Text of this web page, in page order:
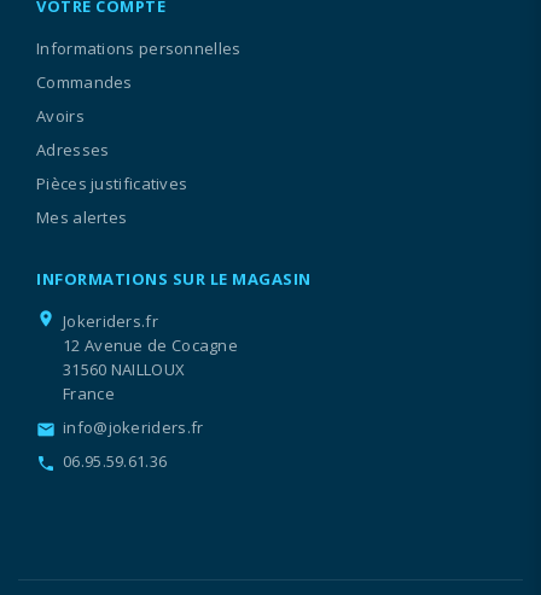
VOTRE COMPTE
Informations personnelles
Commandes
Avoirs
Adresses
Pièces justificatives
Mes alertes
INFORMATIONS SUR LE MAGASIN
location_on
Jokeriders.fr
12 Avenue de Cocagne
31560 NAILLOUX
France
email info@jokeriders.fr
call 06.95.59.61.36